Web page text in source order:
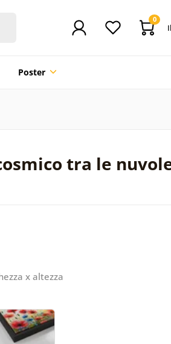
0
Poster
tra le
x altezza